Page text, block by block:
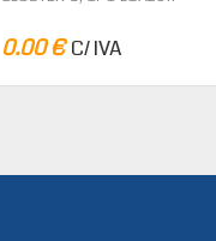
0.00€ C/ IVA